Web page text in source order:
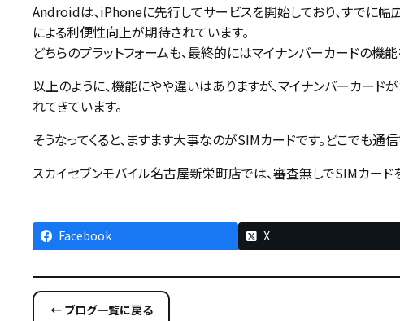
Androidは、iPhoneに先行してサービスを開始しており、すでに
による利便性向上が期待されています。
どちらのプラットフォームも、最終的にはマイナンバーカードの機
以上のように、機能にやや違いはありますが、マイナンバーカー
れてきています。
そうなってくると、ますます大事なのがSIMカードです。どこでも通
スカイセブンモバイル名古屋新栄町店では、審査無しでSIMカード
Facebook X
← ブログ一覧に戻る